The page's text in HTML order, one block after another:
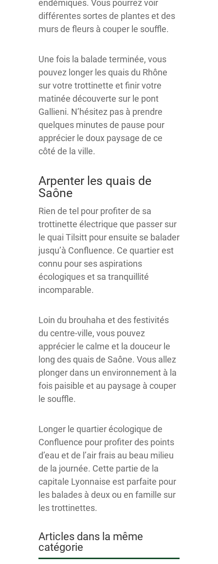
endémiques. Vous pourrez voir
différentes sortes de plantes et des
murs de fleurs à couper le souffle.
Une fois la balade terminée, vous
pouvez longer les quais du Rhône
sur votre trottinette et finir votre
matinée découverte sur le pont
Gallieni. N’hésitez pas à prendre
quelques minutes de pause pour
apprécier le doux paysage de ce
côté de la ville.
Arpenter les quais de
Saône
Rien de tel pour profiter de sa
trottinette électrique que passer sur
le quai Tilsitt pour ensuite se balader
jusqu’à Confluence. Ce quartier est
connu pour ses aspirations
écologiques et sa tranquillité
incomparable.
Loin du brouhaha et des festivités
du centre-ville, vous pouvez
apprécier le calme et la douceur le
long des quais de Saône. Vous allez
plonger dans un environnement à la
fois paisible et au paysage à couper
le souffle.
Longer le quartier écologique de
Confluence pour profiter des points
d’eau et de l’air frais au beau milieu
de la journée. Cette partie de la
capitale Lyonnaise est parfaite pour
les balades à deux ou en famille sur
les trottinettes.
Articles dans la même
catégorie